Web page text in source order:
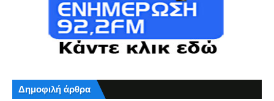
Δημοφιλή άρθρα